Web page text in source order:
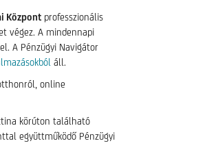
Központ professzionális
végez. A mindennapi
A Pénzügyi Navigátor
áll.
online
körúton található
együttműködő Pénzügyi